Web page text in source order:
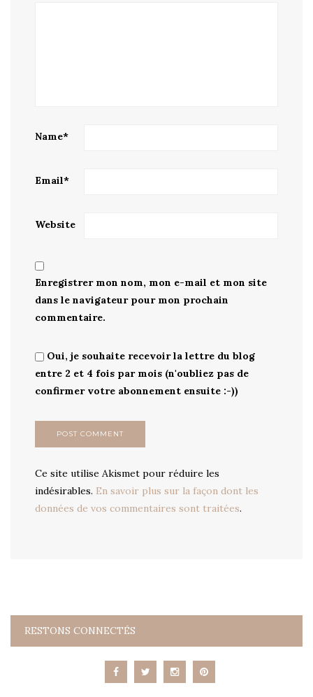
Name*
Email*
Website
Enregistrer mon nom, mon e-mail et mon site
dans le navigateur pour mon prochain
commentaire.
Oui, je souhaite recevoir la lettre du blog
entre 2 et 4 fois par mois (n'oubliez pas de
confirmer votre abonnement ensuite :-))
Ce site utilise Akismet pour réduire les
indésirables. En savoir plus sur la façon dont les
données de vos commentaires sont traitées.
RESTONS CONNECTÉS